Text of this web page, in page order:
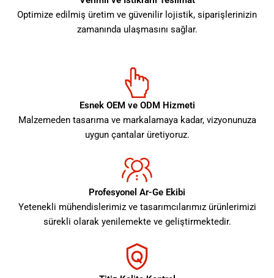
Optimize edilmiş üretim ve güvenilir lojistik, siparişlerinizin
zamanında ulaşmasını sağlar.
Esnek OEM ve ODM Hizmeti
Malzemeden tasarıma ve markalamaya kadar, vizyonunuza
uygun çantalar üretiyoruz.
Profesyonel Ar-Ge Ekibi
Yetenekli mühendislerimiz ve tasarımcılarımız ürünlerimizi
sürekli olarak yenilemekte ve geliştirmektedir.